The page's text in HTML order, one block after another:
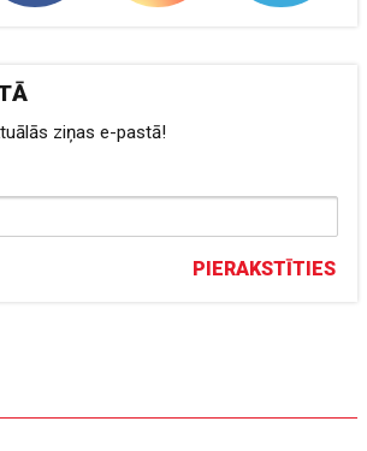
ziņas e-pastā!
PIERAKSTĪTIES